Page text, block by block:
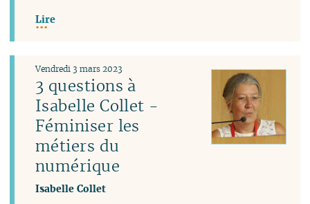
Lire
3 questions à
Isabelle Collet -
Féminiser les
métiers du
numérique
Vendredi 3 mars 2023
Isabelle Collet